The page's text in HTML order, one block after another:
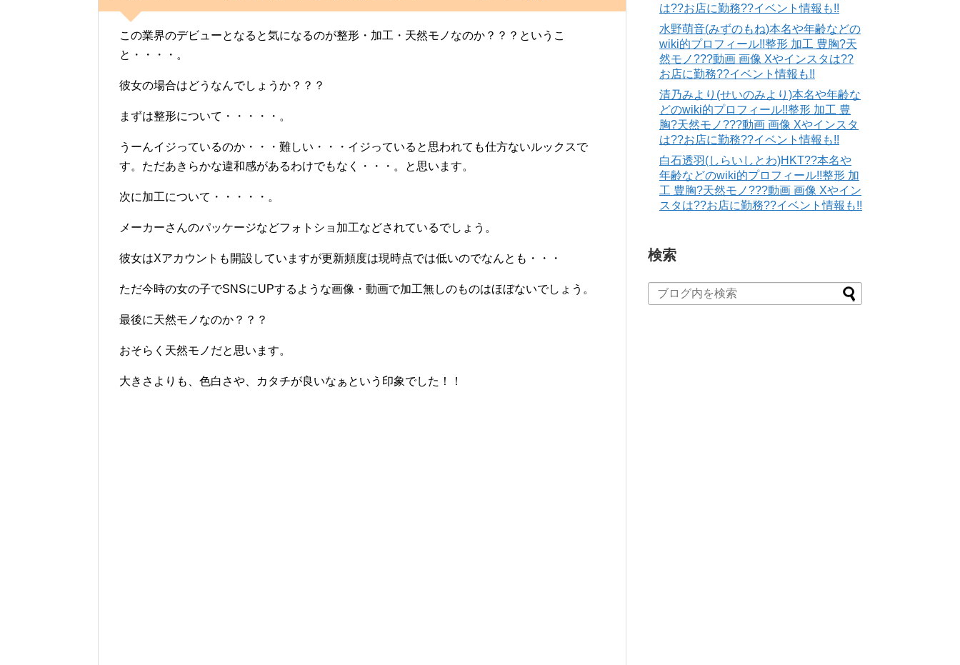
この業界のデビューとなると気になるのが整形・加工・天然モノなのか？？？というこ
と・・・・。
彼女の場合はどうなんでしょうか？？？
まずは整形について・・・・・。
うーんイジっているのか・・・難しい・・・イジっていると思われても仕方ないルックスで
す。ただあきらかな違和感があるわけでもなく・・・。と思います。
次に加工について・・・・・。
メーカーさんのパッケージなどフォトショ加工などされているでしょう。
彼女はXアカウントも開設していますが更新頻度は現時点では低いのでなんとも・・・
ただ今時の女の子でSNSにUPするような画像・動画で加工無しのものはほぼないでしょう。
最後に天然モノなのか？？？
おそらく天然モノだと思います。
大きさよりも、色白さや、カタチが良いなぁという印象でした！！
は??お店に勤務??イベント情報も!!
水野萌音(みずのもね)本名や年齢などの
wiki的プロフィール!!整形 加工 豊胸?天
然モノ???動画 画像 Xやインスタは??
お店に勤務??イベント情報も!!
清乃みより(せいのみより)本名や年齢な
どのwiki的プロフィール!!整形 加工 豊
胸?天然モノ???動画 画像 Xやインスタ
は??お店に勤務??イベント情報も!!
白石透羽(しらいしとわ)HKT??本名や
年齢などのwiki的プロフィール!!整形 加
工 豊胸?天然モノ???動画 画像 Xやイン
スタは??お店に勤務??イベント情報も!!
検索